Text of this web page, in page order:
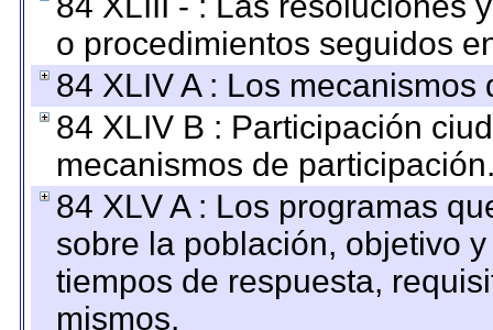
o procedimientos seguidos
84 XLIV A : Los
84 XLIV B : Participación
mecanismos de
84 XLV A : Los programas
sobre la población, objetivo
tiempos de respuesta,
mismos.